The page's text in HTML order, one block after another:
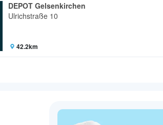
DEPOT Gelsenkirchen
Ulrichstraße 10
42.2km